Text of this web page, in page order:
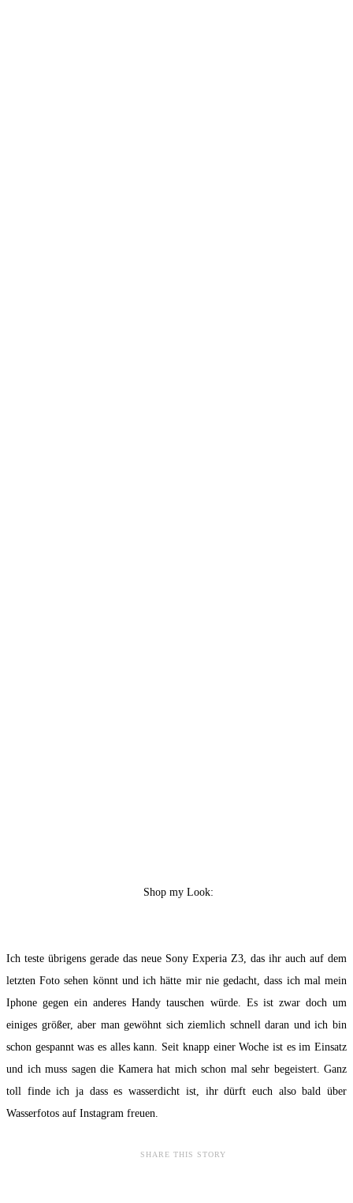
Shop my Look:
Ich teste übrigens gerade das neue Sony Experia Z3, das ihr auch auf dem
letzten Foto sehen könnt und ich hätte mir nie gedacht, dass ich mal mein
Iphone gegen ein anderes Handy tauschen würde. Es ist zwar doch um
einiges größer, aber man gewöhnt sich ziemlich schnell daran und ich bin
schon gespannt was es alles kann. Seit knapp einer Woche ist es im Einsatz
und ich muss sagen die Kamera hat mich schon mal sehr begeistert. Ganz
toll finde ich ja dass es wasserdicht ist, ihr dürft euch also bald über
Wasserfotos auf Instagram freuen.
SHARE THIS STORY